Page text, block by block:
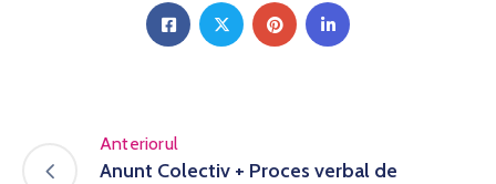
Anteriorul
Anunt Colectiv + Proces verbal de